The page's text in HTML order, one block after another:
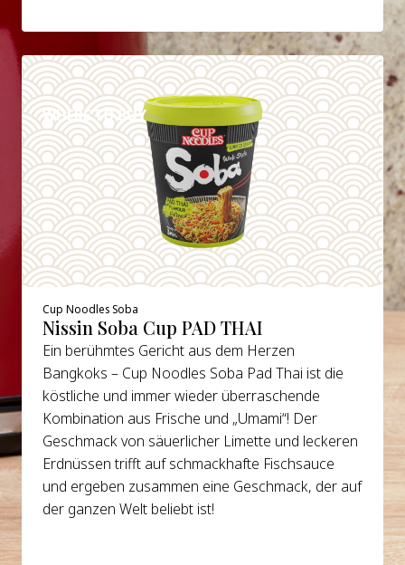
WHERE TO BUY
DETAILS
Cup Noodles Soba
Nissin Soba Cup PAD THAI
Ein berühmtes Gericht aus dem Herzen
Bangkoks – Cup Noodles Soba Pad Thai ist die
köstliche und immer wieder überraschende
Kombination aus Frische und „Umami“! Der
Geschmack von säuerlicher Limette und leckeren
Erdnüssen trifft auf schmackhafte Fischsauce
und ergeben zusammen eine Geschmack, der auf
der ganzen Welt beliebt ist!